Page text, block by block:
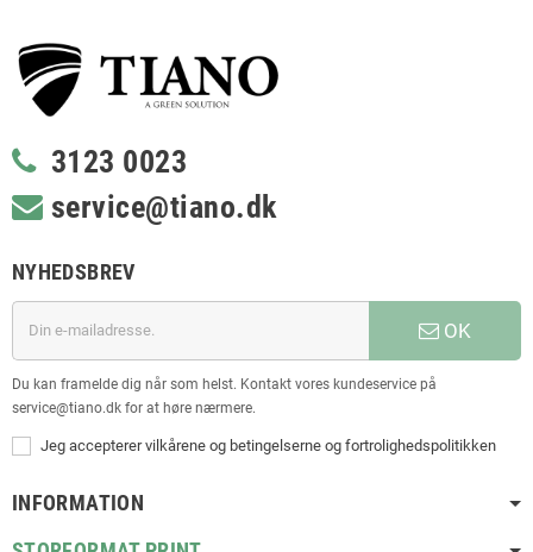
3123 0023
service@tiano.dk
NYHEDSBREV
OK
Du kan framelde dig når som helst. Kontakt vores kundeservice på
service@tiano.dk for at høre nærmere.
Jeg accepterer vilkårene og betingelserne og fortrolighedspolitikken
INFORMATION